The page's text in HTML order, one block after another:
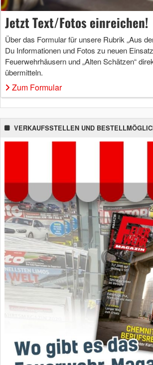
Jetzt Text/Fotos einreichen!
Über das Formular für unsere Rubrik „Aus
Du Informationen und Fotos zu neuen
Feuerwehrhäusern und „Alten Schätzen“
übermitteln.
Zum Formular
VERKAUFSSTELLEN UND